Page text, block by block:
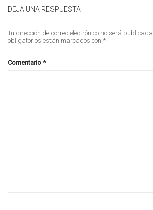
DEJA UNA RESPUESTA
Tu dirección de correo electrónico no será publicada.
obligatorios están marcados con *
Comentario *